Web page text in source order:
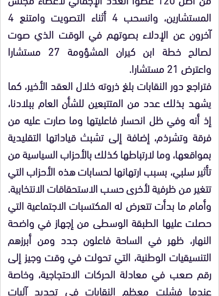
المستشارين، وانسحب 4 أثناء التصويت وامتنع 4
آخرون عن الإدلاء بصوتهم في الوقت الذي صوت
لصالح خطة ابن كيران المشؤومة 27 مستشارا
واعترض 21 مستشارا.
فتراجع دور النقابات بلغ ذروته خلال العقد الأخير، كما
يشهد بذلك عدد من المتتبعين للشأن العام ببلادنا،
إذ أنه وفي ظل انحسار فاعليتها وما صارت عليه من
فرقة وتشرذم، إضافة إلى تشبث قياداتها التقليدية
بمواقعها، وما لارتباطها كذلك بالأحزاب السياسية من
تأثير سلبي، بسبب ارتهانها لحسابات هذه الأحزاب التي
تتغير من ظرفية لأخرى حسب الاستحقاقات الانتخابية.
وأمام ما بدأت تتعرض له المكتسبات الاجتماعية التي
حصلت عليها الطبقة الوسطى من إجهاز في واضحة
النهار، ظهر في الساحة فاعلون جدد ومن أبرزهم
التنسيقيات الوطنية، التي تحولت في وقت وجيز إلى
رقم صعب في معادلة الحركات الاحتجاجية، وخاصة
عندما فشلت معظم النقابات في تجديد آليات